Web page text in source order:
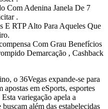
Com Adenina Janela De 7
.
E RTP Alto Para Aqueles Que
Com Grau Benefícios
Demarcação , Cashback
o 36Vegas expande-se para
em eSports, esportes
variegação apela a
além das estabelecidas